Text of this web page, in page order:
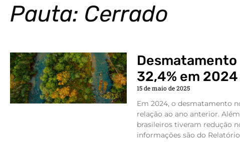
Pauta: Cerrado
Desmatamento
32,4% em 2024
15 de maio de 2025
Em 2024, o desmatamento
relação ao ano anterior.
brasileiros tiveram redução
informações são do